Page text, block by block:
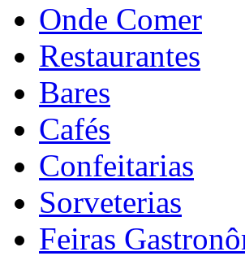
Onde Comer
Restaurantes
Bares
Cafés
Confeitarias
Sorveterias
Feiras